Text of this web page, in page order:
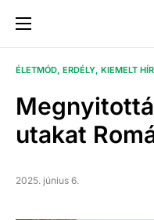
ÉLETMÓD ERDÉLY KIEMELT
utakat
2025. június 6.